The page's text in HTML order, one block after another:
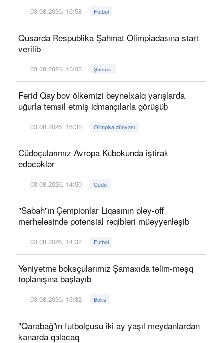
03.08.2026, 16:58 Futbol
Qusarda Respublika Şahmat Olimpiadasına start
verilib
03.08.2026, 16:35 Şahmat
Fərid Qayıbov ölkəmizi beynəlxalq yarışlarda
uğurla təmsil etmiş idmançılarla görüşüb
03.08.2026, 16:30 Olimpiya dünyası
Cüdoçularımız Avropa Kubokunda iştirak
edəcəklər
03.08.2026, 14:50 Cüdo
"Sabah"ın Çempionlar Liqasının pley-off
mərhələsində potensial rəqibləri müəyyənləşib
03.08.2026, 14:32 Futbol
Yeniyetmə boksçularımız Şamaxıda təlim-məşq
toplanışına başlayıb
03.08.2026, 13:32 Boks
"Qarabağ"ın futbolçusu iki ay yaşıl meydanlardan
kənarda qalacaq